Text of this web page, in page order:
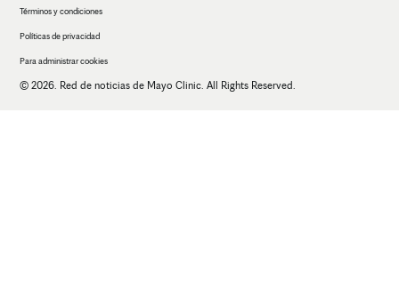
Términos y condiciones
Políticas de privacidad
Para administrar cookies
© 2026. Red de noticias de Mayo Clinic. All Rights Reserved.